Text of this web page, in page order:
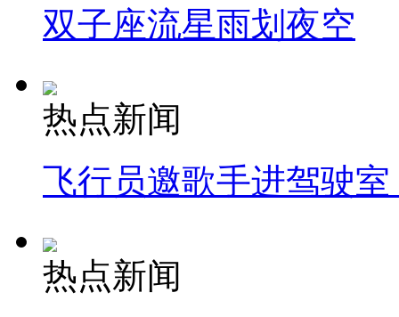
双子座流星雨划夜空
热点新闻
飞行员邀歌手进驾驶
热点新闻